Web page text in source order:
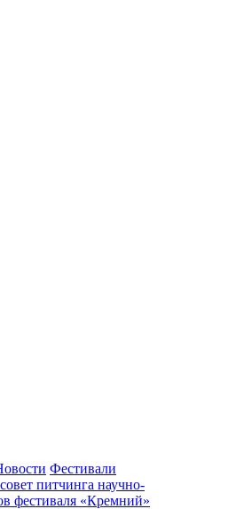
Фестивали
питчинга научно-
фестиваля «Кремний»